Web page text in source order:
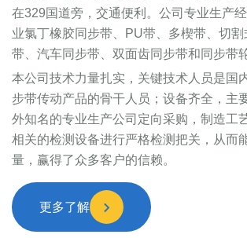
在329国道旁，交通便利。公司专业生产
业氯丁橡胶同步带、PU带、多楔带、切
带、汽车同步带、双面齿同步带和同步带
本公司技术力量扎实，关键技术人员是国
步带传动产品的骨干人员；设备齐全，主
外知名的专业生产公司定向采购，制造工
相关的检测设备进行严格检测把关，从而
量，赢得了众多客户的信赖。
更多了解